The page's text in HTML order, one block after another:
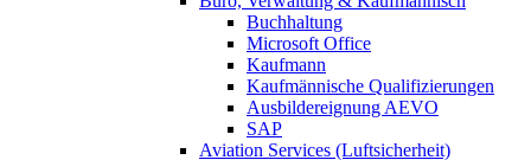
Buchhaltung
Microsoft Office
Kaufmann
Kaufmännische Qualifizierungen
Ausbildereignung AEVO
SAP
Aviation Services (Luftsicherheit)